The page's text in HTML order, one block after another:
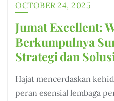
OCTOBER 24, 2025
Jumat Excellent:
Berkumpulnya
Strategi dan Solusi
Hajat mencerdaskan
peran esensial lembaga